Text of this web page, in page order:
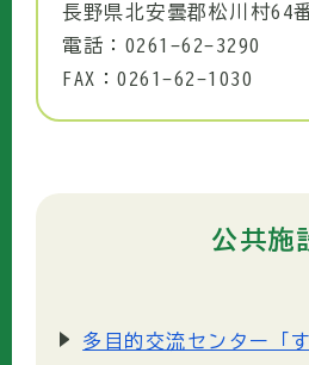
長野県北安曇郡松川村64
電話：0261-62-3290
FAX：0261-62-1030
公共施
多目的交流センター「